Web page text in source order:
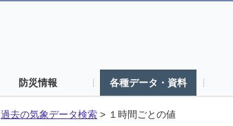
防災情報 各種データ・資料
過去の気象データ検索 > １時間ごとの値